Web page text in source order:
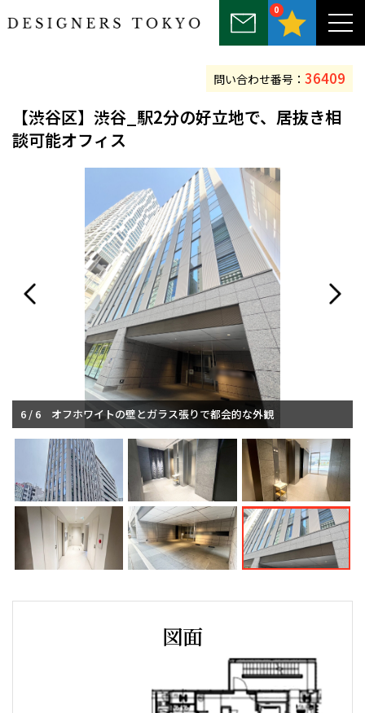
0
～25坪 25坪～50坪 50坪～75坪
75坪～100坪
【渋谷区】渋谷_駅2分の好立地で、居抜き相
談可能オフィス
問い合わせ番号： 36409
6 / 6 オフホワイトの壁とガラス張りで都会的な外観
図面